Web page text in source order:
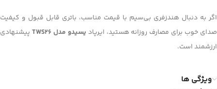
اگر به دنبال هندزفری بی‌سیم با قیمت مناسب، باتری قابل قبول و کیفیت
صدای خوب برای مصارف روزانه هستید، ایرپاد یسیدو مدل TWS26
پیشنهادی
ارزشمند است.
ویژگی ها